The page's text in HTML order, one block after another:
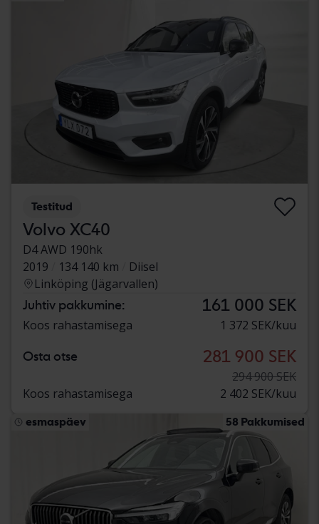
Testitud
Volvo XC40
D4 AWD 190hk
2019
134 140 km
Diisel
Linköping (Jägarvallen)
Juhtiv pakkumine: 161 000 SEK
Koos rahastamisega 1 372 SEK/kuu
Osta otse 281 900 SEK
294 900 SEK
Koos rahastamisega
2 402 SEK/kuu
esmaspäev 58 Pakkumised